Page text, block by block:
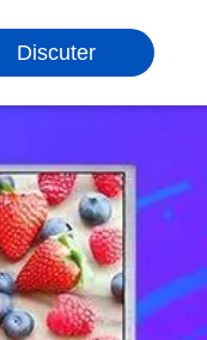
Discuter